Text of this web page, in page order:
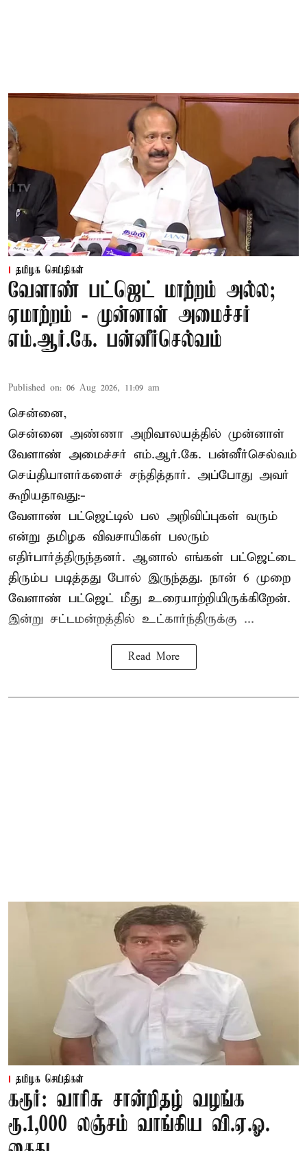
தமிழக செய்திகள்
வேளாண் பட்ஜெட் மாற்றம் அல்ல;
ஏமாற்றம் - முன்னாள் அமைச்சர்
எம்.ஆர்.கே. பன்னீர்செல்வம்
Published on: 06 Aug 2026, 11:09 am
சென்னை,
சென்னை அண்ணா அறிவாலயத்தில் முன்னாள்
வேளாண் அமைச்சர் எம்.ஆர்.கே. பன்னீர்செல்வம்
செய்தியாளர்களைச் சந்தித்தார். அப்போது அவர்
கூறியதாவது:-
வேளாண் பட்ஜெட்டில் பல அறிவிப்புகள் வரும்
என்று தமிழக விவசாயிகள் பலரும்
எதிர்பார்த்திருந்தனர். ஆனால் எங்கள் பட்ஜெட்டை
திரும்ப படித்தது போல் இருந்தது. நான் 6 முறை
வேளாண் பட்ஜெட் மீது உரையாற்றியிருக்கிறேன்.
இன்று சட்டமன்றத்தில் உட்கார்ந்திருக்கு ...
Read More
தமிழக செய்திகள்
கரூர்: வாரிசு சான்றிதழ் வழங்க
ரூ.1,000 லஞ்சம் வாங்கிய வி.ஏ.ஓ.